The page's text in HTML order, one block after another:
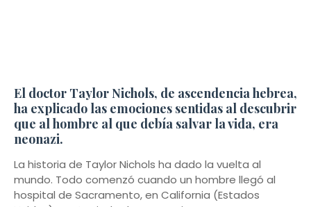
El doctor Taylor Nichols, de ascendencia hebrea,
ha explicado las emociones sentidas al descubrir
que al hombre al que debía salvar la vida, era
neonazi.
La historia de Taylor Nichols ha dado la vuelta al
mundo. Todo comenzó cuando un hombre llegó al
hospital de Sacramento, en California (Estados